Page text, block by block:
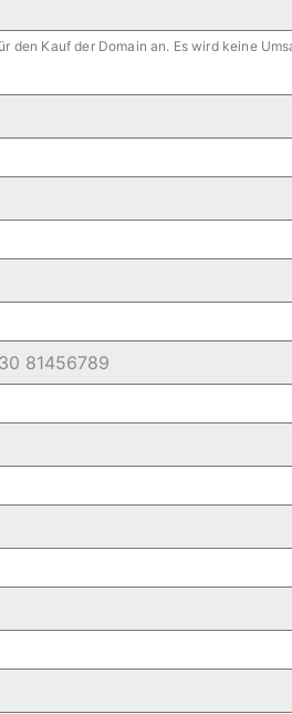
den Kauf der Domain an. Es wird keine